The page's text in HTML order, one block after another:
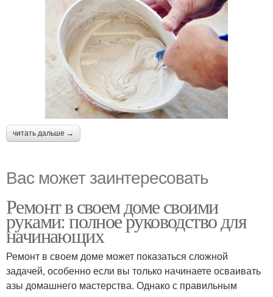
читать дальше →
Вас может заинтересовать
Ремонт в своем доме своими
руками: полное руководство для
начинающих
Ремонт в своем доме может показаться сложной
задачей, особенно если вы только начинаете осваивать
азы домашнего мастерства. Однако с правильным